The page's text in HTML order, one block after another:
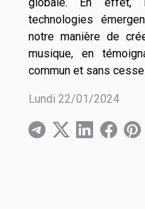
globale. En effet,
technologies
notre manière de
musique, en
commun et sans cesse
Lundi 22/01/2024